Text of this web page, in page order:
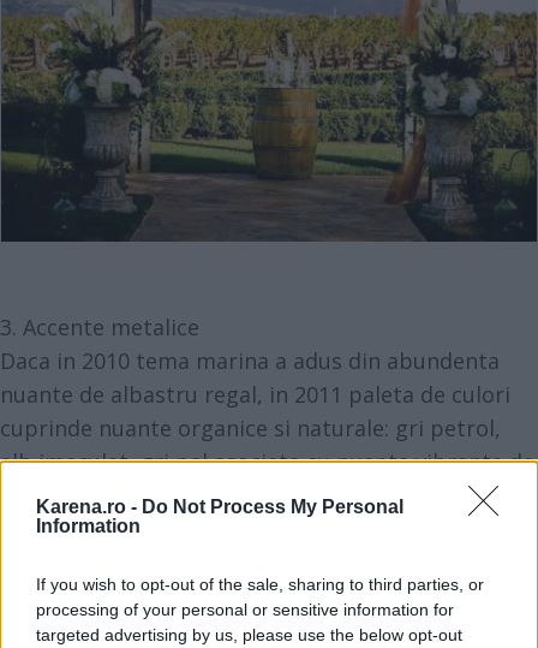
Karena.ro - Do Not Process My Personal
Information
If you wish to opt-out of the sale, sharing to third parties, or
processing of your personal or sensitive information for
targeted advertising by us, please use the below opt-out
3. Accente metalice
Daca in 2010 tema marina a adus din abundenta
nuante de albastru regal, in 2011 paleta de culori
cuprinde nuante organice si naturale: gri petrol,
alb imaculat, gri pal asociate cu nuante vibrante de
roz, verde si mov. Daca pana anul aceste negrul
definea perfect eleganta si stilul rafinat, iata ca
alege sa-ti confectinaezi cocardele din material,
florile naturale sunt demodate. Si astfel poti